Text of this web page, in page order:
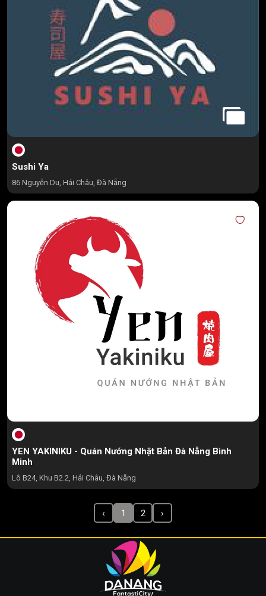
Sushi Ya
86 Nguyễn Du, Hải Châu, Đà Nẵng
YEN YAKINIKU - Quán Nướng Nhật Bản Đà Nẵng Bình
Minh
Lô B24, Khu B2.2, Hải Châu, Đà Nẵng
‹ 1 2 ›